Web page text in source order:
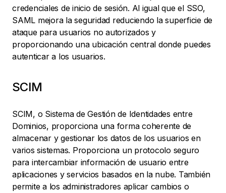
credenciales de inicio de sesión. Al igual que el SSO,
SAML mejora la seguridad reduciendo la superficie de
ataque para usuarios no autorizados y
proporcionando una ubicación central donde puedes
autenticar a los usuarios.
SCIM
SCIM, o Sistema de Gestión de Identidades entre
Dominios, proporciona una forma coherente de
almacenar y gestionar los datos de los usuarios en
varios sistemas. Proporciona un protocolo seguro
para intercambiar información de usuario entre
aplicaciones y servicios basados en la nube. También
permite a los administradores aplicar cambios o